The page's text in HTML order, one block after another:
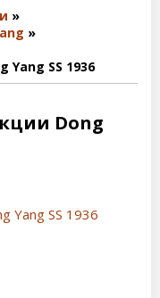
SS 1936
Dong